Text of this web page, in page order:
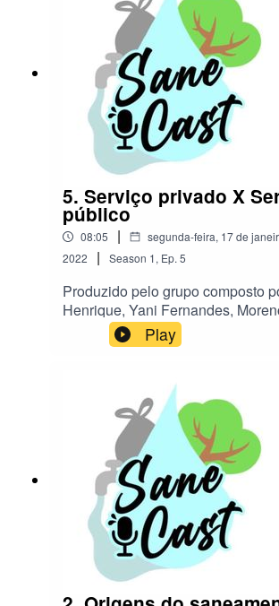
5. Serviço privado X
público
08:05 |
segunda-feira, 17 de
2022
| Season 1, Ep. 5
Produzido pelo grupo composto
Henrique, Yani Fernandes,
ww.eosconsultores.com.br
Play